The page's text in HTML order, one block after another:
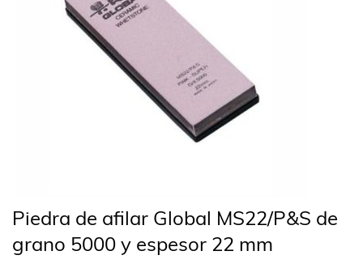
Piedra de afilar Global MS22/P&S de
grano 5000 y espesor 22 mm